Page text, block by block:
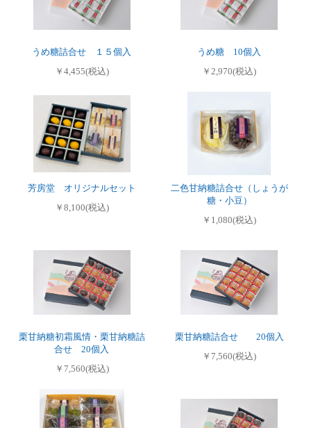
うめ糖詰合せ １５個入
￥4,455(税込)
うめ糖 10個入
￥2,970(税込)
芳房堂 オリジナルセット
￥8,100(税込)
二色甘納糖詰合せ（しょうが
糖・小豆）
￥1,080(税込)
栗甘納糖初霜風情・栗甘納糖詰
合せ 20個入
￥7,560(税込)
栗甘納糖詰合せ 20個入
￥7,560(税込)